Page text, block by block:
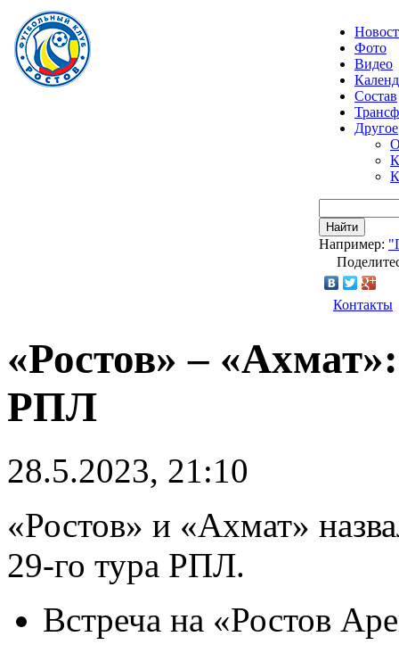
Фото
Видео
Состав
Другое
Найти
Например:
Контакты
«Ростов» –
РПЛ
28.5.2023, 21:10
«Ростов» и «Ахмат»
29-го тура РПЛ.
Встреча на «Ростов